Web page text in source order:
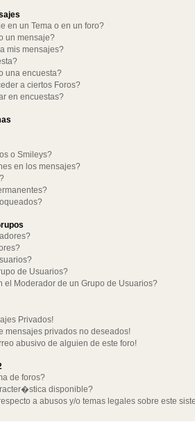
un Tema o en un foro?
un mensaje?
mis mensajes?
una encuesta?
a ciertos Foros?
en encuestas?
o Smileys?
en los mensajes?
de Usuarios?
Moderador de un Grupo de Usuarios?
Privados!
mensajes privados no deseados!
abusivo de alguien de este foro!
de foros?
disponible?
a abusos y/o temas legales sobre este